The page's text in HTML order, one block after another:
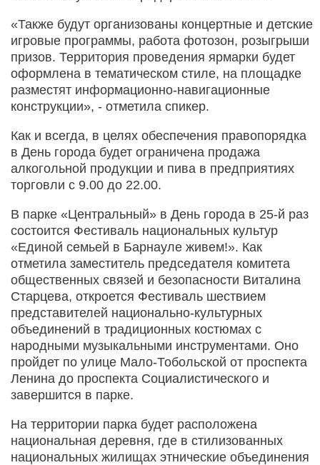
«Также будут организованы концертные и детские
игровые программы, работа фотозон, розыгрыши
призов. Территория проведения ярмарки будет
оформлена в тематическом стиле, на площадке
разместят информационно-навигационные
конструкции», - отметила спикер.
Как и всегда, в целях обеспечения правопорядка
в День города будет ограничена продажа
алкогольной продукции и пива в предприятиях
торговли с 9.00 до 22.00.
В парке «Центральный» в День города в 25-й раз
состоится Фестиваль национальных культур
«Единой семьей в Барнауле живем!». Как
отметила заместитель председателя комитета
общественных связей и безопасности Виталина
Старцева, откроется Фестиваль шествием
представителей национально-культурных
объединений в традиционных костюмах с
народными музыкальными инструментами. Оно
пройдет по улице Мало-Тобольской от проспекта
Ленина до проспекта Социалистического и
завершится в парке.
На территории парка будет расположена
национальная деревня, где в стилизованных
национальных жилищах этнические объединения